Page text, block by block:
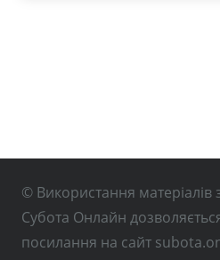
© Використання матеріалів
Субота Онлайн
посилання на сайт